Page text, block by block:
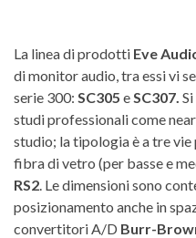
La linea di prodotti Eve
di monitor audio, tra essi vi
serie 300: SC305 e SC307.
studi professionali come
studio; la tipologia è a tre
fibra di vetro (per basse e
RS2 . Le dimensioni sono
posizionamento anche in
convertitori A/D Burr-